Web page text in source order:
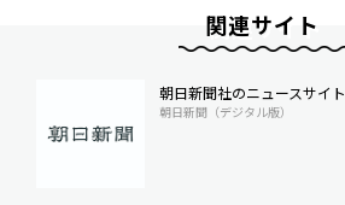
関連サイト
朝日新聞社のニュースサイト
朝日新聞（デジタル版）